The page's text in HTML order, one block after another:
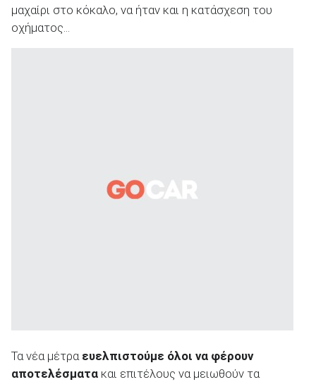
μαχαίρι στο κόκαλο, να ήταν και η κατάσχεση του
οχήματος...
Τα νέα μέτρα ευελπιστούμε όλοι να φέρουν
αποτελέσματα και επιτέλους να μειωθούν τα